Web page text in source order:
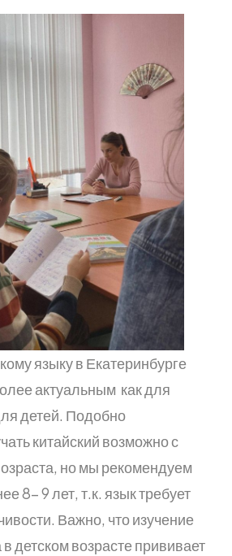
языку в Екатеринбурге
актуальным как для
детей. Подобно
китайский возможно с
но мы рекомендуем
8- 9 лет, т.к. язык требует
Важно, что изучение
в детском возрасте прививает